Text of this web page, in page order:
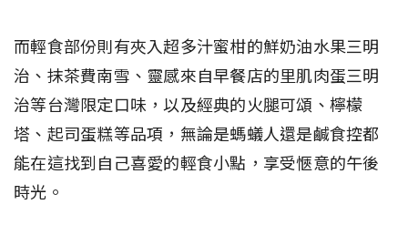
而輕食部份則有夾入超多汁蜜柑的鮮奶油水果三明
治、抹茶費南雪、靈感來自早餐店的里肌肉蛋三明
治等台灣限定口味，以及經典的火腿可頌、檸檬
塔、起司蛋糕等品項，無論是螞蟻人還是鹹食控都
能在這找到自己喜愛的輕食小點，享受愜意的午後
時光。